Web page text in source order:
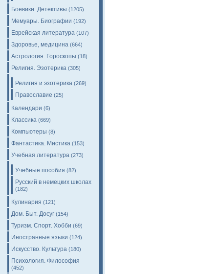
Боевики. Детективы (1205)
Мемуары. Биографии (192)
Еврейская литература (107)
Здоровье, медицина (664)
Астрология. Гороскопы (18)
Религия. Эзотерика (305)
Религия и эзотерика (269)
Православие (25)
Календари (6)
Классика (669)
Компьютеры (8)
Фантастика. Мистика (153)
Учебная литература (273)
Учебные пособия (82)
Русский в немецких школах
(182)
Кулинария (121)
Дом. Быт. Досуг (154)
Туризм. Спорт. Хобби (69)
Иностранные языки (124)
Искусство. Культура (180)
Психология. Философия
(452)